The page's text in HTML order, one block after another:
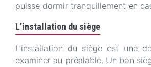
puisse dormir tranquillement en
L’installation du siège
L’installation du siège est une
examiner au préalable. Un bon